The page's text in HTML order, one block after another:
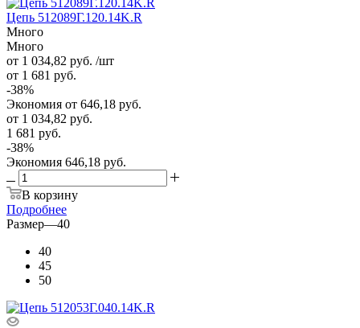
Цепь 512089Г.120.14K.R
Много
Много
от 1 034,82 руб. /шт
от 1 681 руб.
-38%
Экономия от 646,18 руб.
от 1 034,82 руб.
1 681 руб.
-38%
Экономия 646,18 руб.
В корзину
Подробнее
Размер—40
40
45
50